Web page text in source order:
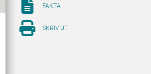
FAKTA
SKRIV UT